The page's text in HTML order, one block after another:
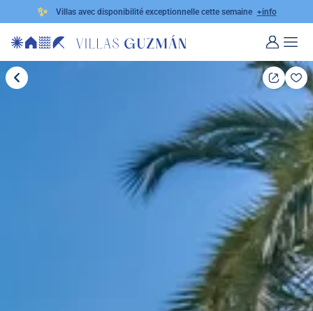
✨ Villas avec disponibilité exceptionnelle cette semaine +info